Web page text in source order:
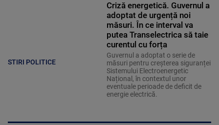
STIRI POLITICE
Criză energetică. Guvernul a
adoptat de urgență noi
măsuri. În ce interval va
putea Transelectrica să taie
curentul cu forța
Guvernul a adoptat o serie de
măsuri pentru creșterea siguranței
Sistemului Electroenergetic
Național, în contextul unor
eventuale perioade de deficit de
energie electrică.